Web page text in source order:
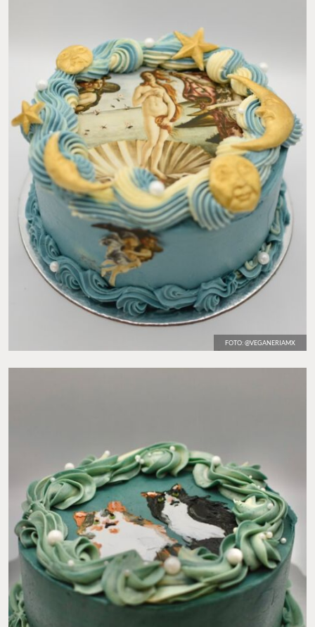
FOTO: @VEGANERIAMX